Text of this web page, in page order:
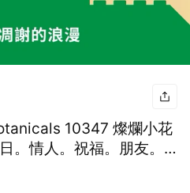
10347 燦爛小花
。情人。祝福。朋友。